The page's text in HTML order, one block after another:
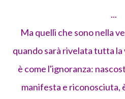
...
Ma quelli che sono nella
quando sarà rivelata tutta
è come l'ignoranza:
manifesta e riconosciuta,